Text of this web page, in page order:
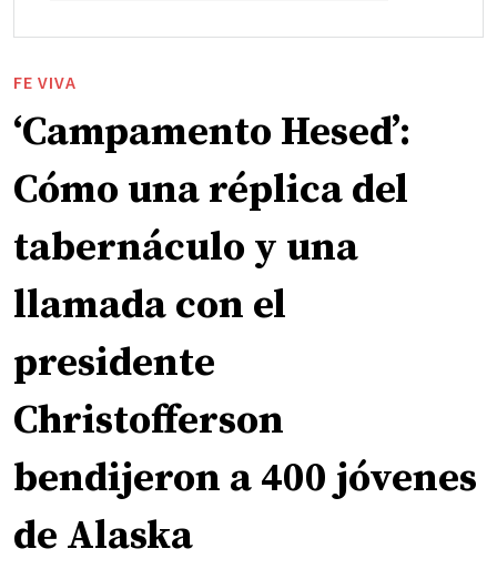
FE VIVA
‘Campamento Hesed’:
Cómo una réplica del
tabernáculo y una
llamada con el
presidente
Christofferson
bendijeron a 400 jóvenes
de Alaska